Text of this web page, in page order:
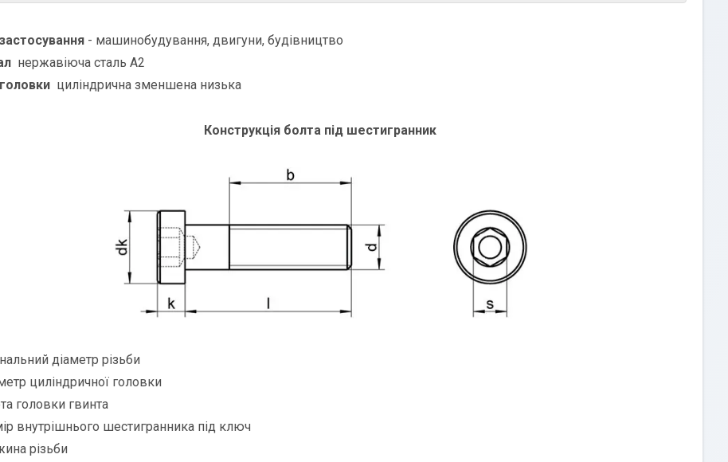
- машинобудування, двигуни, будівництво
нержавіюча сталь А2
циліндрична зменшена низька
Конструкція болта під шестигранник
діаметр різьби
циліндричної головки
головки гвинта
внутрішнього шестигранника під ключ
різьби